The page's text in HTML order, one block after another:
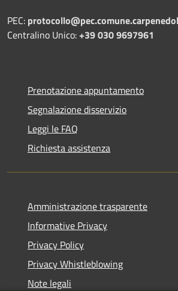
PEC:
Centralino Unico:+39 030 9697961
Prenotazione appuntamento
Segnalazione disservizio
Leggi le FAQ
Richiesta assistenza
Amministrazione trasparente
Informative Privacy
Privacy Policy
Privacy Whistleblowing
Note legali